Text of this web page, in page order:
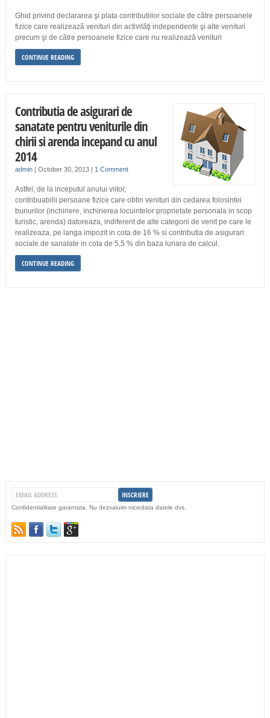
Ghid privind declararea şi plata contributiilor sociale de către persoanele
fizice care realizează venituri din activităţi independente şi alte venituri
precum şi de către persoanele fizice care nu realizează venituri
CONTINUE READING
Contributia de asigurari de
sanatate pentru veniturile din
chirii si arenda incepand cu anul
2014
admin| October 30, 2013 | 1 Comment
Astfel, de la inceputul anului viitor,
contribuabilii persoane fizice care obtin venituri din cedarea folosintei
bunurilor (inchiriere, inchirierea locuintelor proprietate personala in scop
turistic, arenda) datoreaza, indiferent de alte categorii de venit pe care le
realizeaza, pe langa impozit in cota de 16 % si contributia de asigurari
sociale de sanatate in cota de 5,5 % din baza lunara de calcul.
CONTINUE READING
Confidentialitate garantata. Nu dezvaluim niciodata datele dvs.